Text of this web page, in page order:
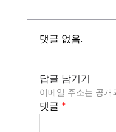
댓글 없음.
답글 남기기
이메일 주소는 공개
댓글 *